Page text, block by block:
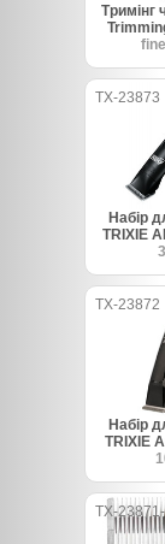
Тримінг
TX-23873
Набір
TRIXIE
TX-23872
Набір
TRIXIE
TX-